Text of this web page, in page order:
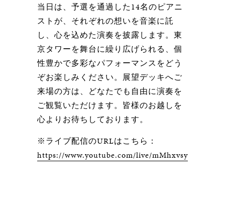
当日は、予選を通過した14名のピアニ
ストが、それぞれの想いを音楽に託
し、心を込めた演奏を披露します。東
京タワーを舞台に繰り広げられる、個
性豊かで多彩なパフォーマンスをどう
ぞお楽しみください。展望デッキへご
来場の方は、どなたでも自由に演奏を
ご観覧いただけます。皆様のお越しを
心よりお待ちしております。
※ライブ配信のURLはこちら：
https://www.youtube.com/live/mMhxvsyKI6o